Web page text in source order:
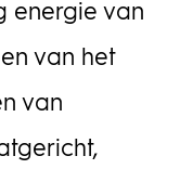
energie van
van het
van